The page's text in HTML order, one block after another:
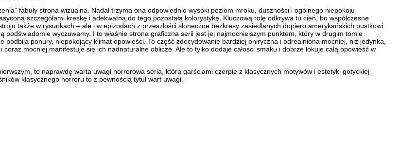
fabuły strona wizualna. Nadal trzyma ona odpowiednio wysoki poziom mroku, duszności i ogólnego niepokoju
szczegółami kreskę i adekwatną do tego pozostałą kolorystykę. Kluczową rolę odkrywa tu cień, bo współczesne
także w rysunkach – ale i w epizodach z przeszłości słoneczne bezkresy zasiedlanych dopiero amerykańskich pustkowi
wyczuwamy. I to właśnie strona graficzna serii jest jej najmocniejszym punktem, który w drugim tomie
ponury, niepokojący klimat opowieści. To część zdecydowanie bardziej oniryczna i odrealniona mocniej, niż jedynka,
mocniej manifestuje się ich nadnaturalne oblicze. Ale to tylko dodaje całości smaku i dobrze lokuje całą opowieść w
to naprawdę warta uwagi horrorowa seria, która garściami czerpie z klasycznych motywów i estetyki gotyckiej
klasycznego horroru to z pewnością tytuł wart uwagi.